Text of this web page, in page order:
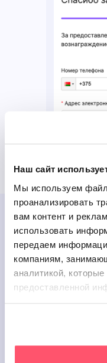
Наш сайт
Мы используем
проанализировать
вам контент и
использовать
передаем
компаниям,
аналитикой, которые
предоставленной
рассылок,
которые